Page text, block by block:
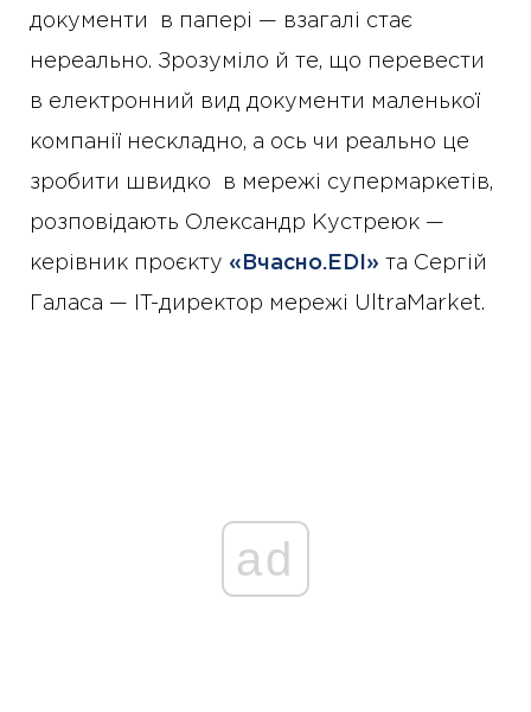
документи в папері — взагалі стає
нереально. Зрозуміло й те, що перевести
в електронний вид документи маленької
компанії нескладно, а ось чи реально це
зробити швидко в мережі супермаркетів,
розповідають Олександр Кустреюк —
керівник проєкту «Вчасно.EDI» та Сергій
Галаса — IT-директор мережі UltraMarket.
ad